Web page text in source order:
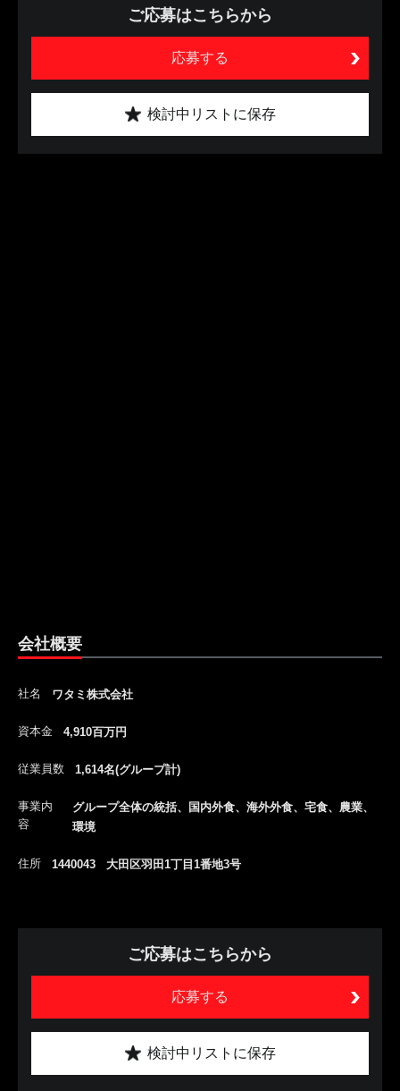
ご応募はこちらから
応募する
検討中リストに保存
会社概要
社名 ワタミ株式会社
資本金 4,910百万円
従業員数 1,614名(グループ計)
事業内
容
グループ全体の統括、国内外食、海外外食、宅食、農業、
環境
住所 1440043 大田区羽田1丁目1番地3号
ご応募はこちらから
応募する
検討中リストに保存